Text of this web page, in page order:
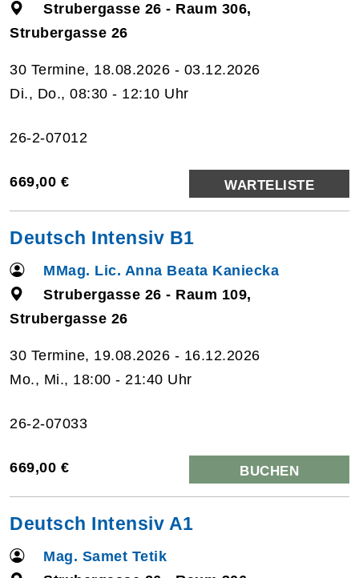
Strubergasse 26 - Raum 306,
Strubergasse 26
30 Termine, 18.08.2026 - 03.12.2026
Di., Do., 08:30 - 12:10 Uhr
26-2-07012
669,00 € WARTELISTE
Deutsch Intensiv B1
MMag. Lic. Anna Beata Kaniecka
Strubergasse 26 - Raum 109,
Strubergasse 26
30 Termine, 19.08.2026 - 16.12.2026
Mo., Mi., 18:00 - 21:40 Uhr
26-2-07033
669,00 € BUCHEN
Deutsch Intensiv A1
Mag. Samet Tetik